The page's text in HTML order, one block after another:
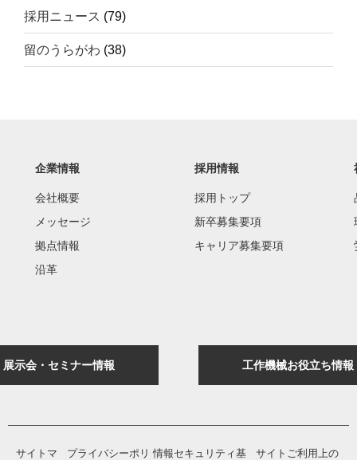
採用ニュース (79)
留のうらがわ (38)
企業情報
会社概要
メッセージ
拠点情報
沿革
採用情報
採用トップ
新卒募集要項
キャリア募集要項
展示会・セミナー情報 工作機械お役立ち情報
サイトマ
プライバシーポリ 情報セキュリティ基
サイトご利用上の